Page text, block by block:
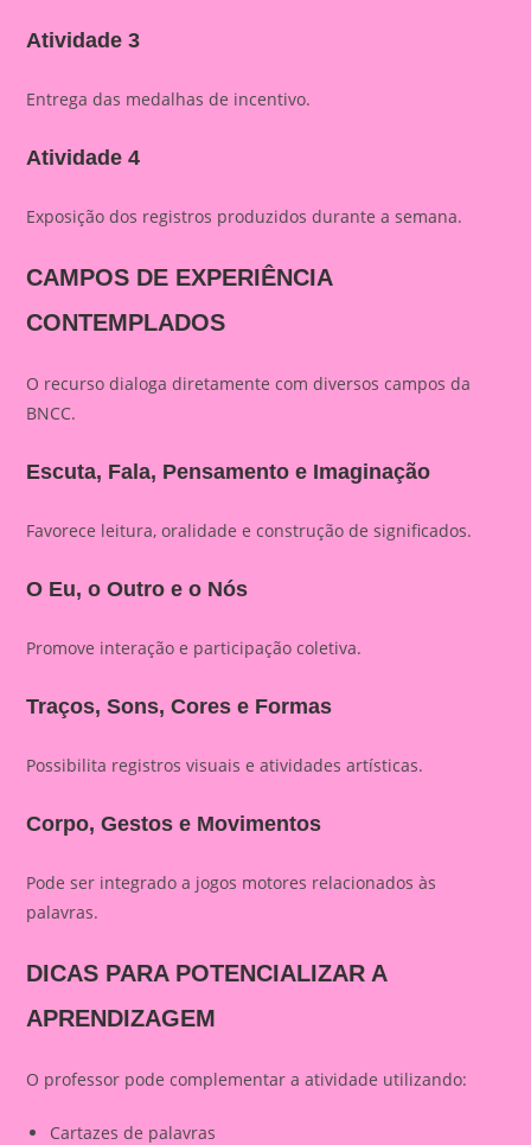
Atividade 3
Entrega das medalhas de incentivo.
Atividade 4
Exposição dos registros produzidos durante a semana.
CAMPOS DE EXPERIÊNCIA
CONTEMPLADOS
O recurso dialoga diretamente com diversos campos da
BNCC.
Escuta, Fala, Pensamento e Imaginação
Favorece leitura, oralidade e construção de significados.
O Eu, o Outro e o Nós
Promove interação e participação coletiva.
Traços, Sons, Cores e Formas
Possibilita registros visuais e atividades artísticas.
Corpo, Gestos e Movimentos
Pode ser integrado a jogos motores relacionados às
palavras.
DICAS PARA POTENCIALIZAR A
APRENDIZAGEM
O professor pode complementar a atividade utilizando:
Cartazes de palavras